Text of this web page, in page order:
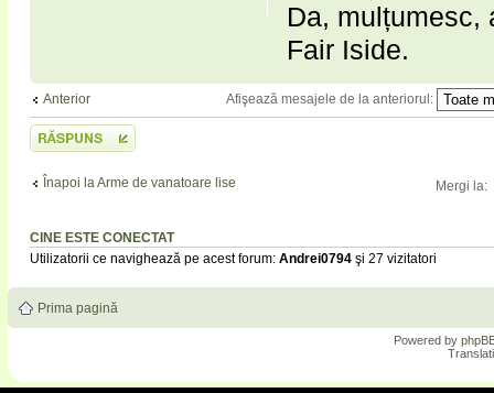
Da, mulțumesc,
Fair Iside.
Anterior Afişează mesajele de la anteriorul:
Scrie un răspuns
Înapoi la Arme de vanatoare lise Mergi la:
CINE ESTE CONECTAT
Utilizatorii ce navighează pe acest forum: Andrei0794 şi 27 vizitatori
Prima pagină
Powered by